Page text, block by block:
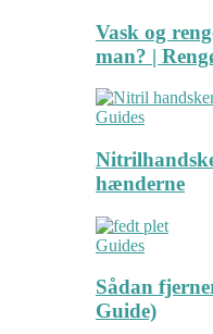
Vask og
man? |
Guides
hænderne
Guides
Sådan
Guide)